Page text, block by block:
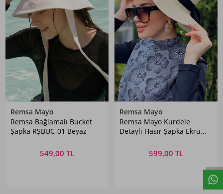
Remsa Mayo
Remsa Bağlamalı Bucket
Şapka RŞBUC-01 Beyaz
549,00 TL
Remsa Mayo
Remsa Mayo Kurdele
Detaylı Hasır Şapka Ekru
599,00 TL